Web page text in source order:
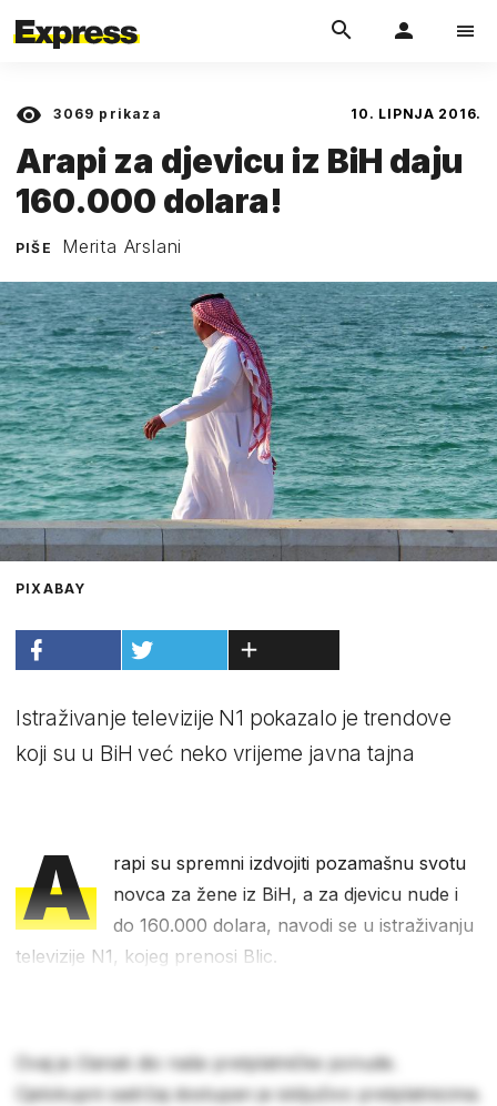
3069 prikaza 10. LIPNJA 2016.
Arapi za djevicu iz BiH daju
160.000 dolara!
PIŠE Merita Arslani
PIXABAY
Istraživanje televizije N1 pokazalo je trendove
koji su u BiH već neko vrijeme javna tajna
A
rapi su spremni izdvojiti pozamašnu svotu
novca za žene iz BiH, a za djevicu nude i
do 160.000 dolara, navodi se u istraživanju
televizije N1, kojeg prenosi Blic.
Ovaj je članak dio naše pretplatničke ponude.
Cjelokupni sadržaj dostupan je isključivo pretplatnicima.